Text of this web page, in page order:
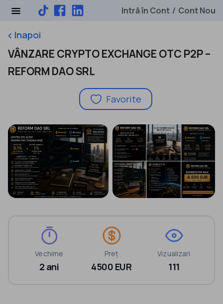
Intră în Cont / Cont Nou
keyboard_arrow_leftInapoi
VÂNZARE CRYPTO EXCHANGE OTC P2P –
REFORM DAO SRL
Favorite
Vechime
2 ani
Preț
4500 EUR
Vizualizari
111